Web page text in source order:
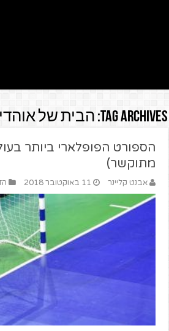
Tag Archives: הבית של
הספורט הפופלארי ביותר
מתוקשר)
אבנט קליינר 11 באוקטובר 2018